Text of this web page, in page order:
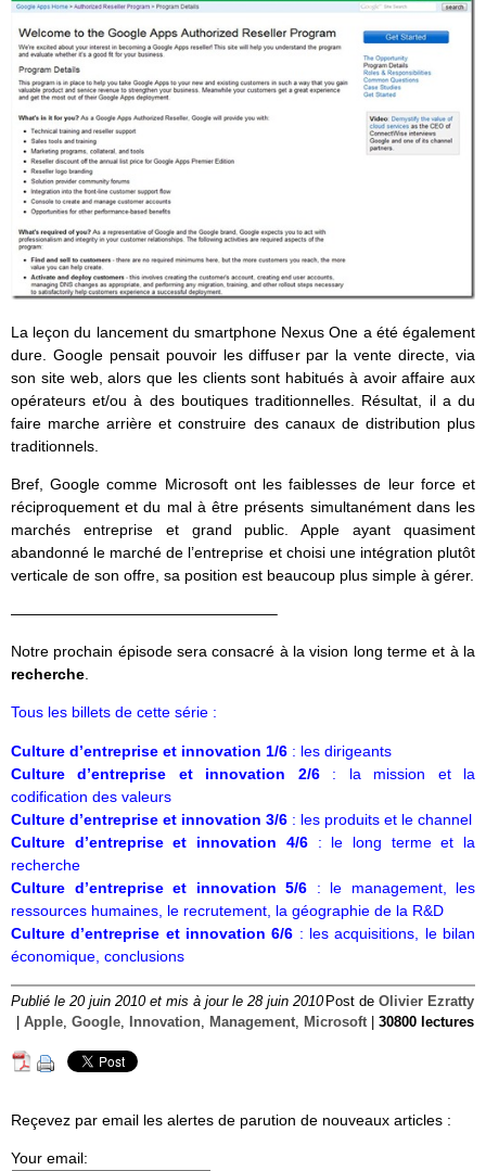
La leçon du lancement du smartphone Nexus One a été également
dure. Google pensait pouvoir les diffuser par la vente directe, via
son site web, alors que les clients sont habitués à avoir affaire aux
opérateurs et/ou à des boutiques traditionnelles. Résultat, il a du
faire marche arrière et construire des canaux de distribution plus
traditionnels.
Bref, Google comme Microsoft ont les faiblesses de leur force et
réciproquement et du mal à être présents simultanément dans les
marchés entreprise et grand public. Apple ayant quasiment
abandonné le marché de l’entreprise et choisi une intégration plutôt
verticale de son offre, sa position est beaucoup plus simple à gérer.
—————————————————–
Notre prochain épisode sera consacré à la vision long terme et à la
recherche.
Tous les billets de cette série :
Culture d’entreprise et innovation 1/6 : les dirigeants
Culture d’entreprise et innovation 2/6: la mission et la
codification des valeurs
Culture d’entreprise et innovation 3/6 : les produits et le channel
Culture d’entreprise et innovation 4/6: le long terme et la
recherche
Culture d’entreprise et innovation 5/6 : le management, les
ressources humaines, le recrutement, la géographie de la R&D
Culture d’entreprise et innovation 6/6 : les acquisitions, le bilan
économique, conclusions
Publié le 20 juin 2010 et mis à jour le 28 juin 2010 Post de Olivier Ezratty
Apple Google Innovation Management Microsoft 30800 lectures
Reçevez par email les alertes de parution de nouveaux articles :
Your email: